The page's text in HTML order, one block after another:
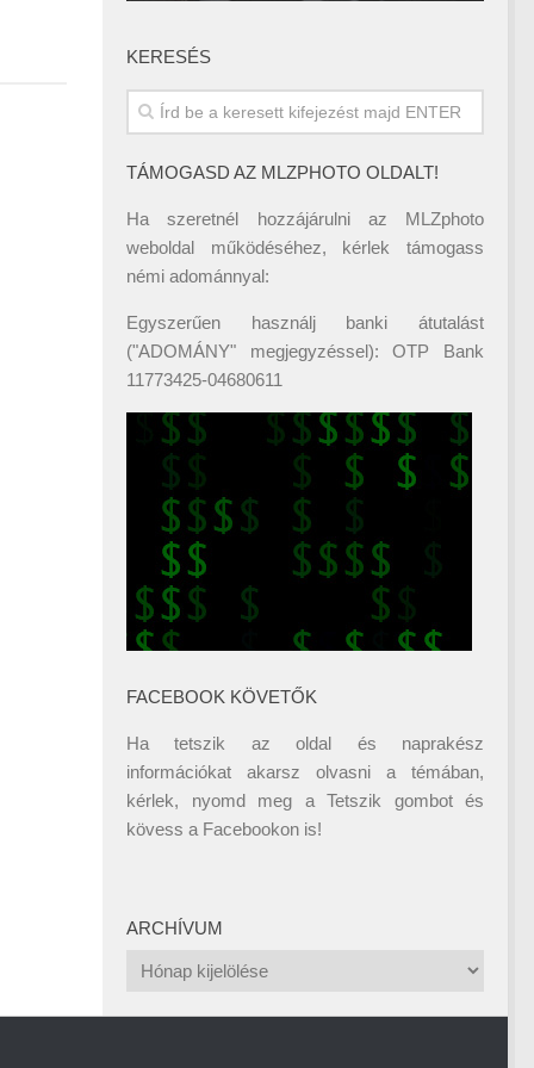
KERESÉS
TÁMOGASD AZ MLZPHOTO OLDALT!
Ha szeretnél hozzájárulni az MLZphoto
weboldal működéséhez, kérlek támogass
némi adománnyal:
Egyszerűen használj banki átutalást
("ADOMÁNY" megjegyzéssel): OTP Bank
11773425-04680611
FACEBOOK KÖVETŐK
Ha tetszik az oldal és naprakész
információkat akarsz olvasni a témában,
kérlek, nyomd meg a Tetszik gombot és
kövess a Facebookon is!
ARCHÍVUM
Archívum